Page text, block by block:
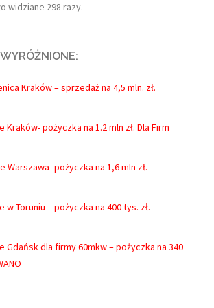
widziane 298 razy.
Kraków – sprzedaż na 4,5 mln. zł.
Kraków- pożyczka na 1.2 mln zł. Dla Firm
Warszawa- pożyczka na 1,6 mln zł.
w Toruniu – pożyczka na 400 tys. zł.
Gdańsk dla firmy 60mkw – pożyczka na 340